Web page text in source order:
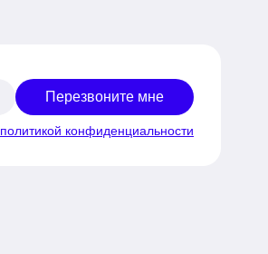
Перезвоните мне
политикой конфиденциальности